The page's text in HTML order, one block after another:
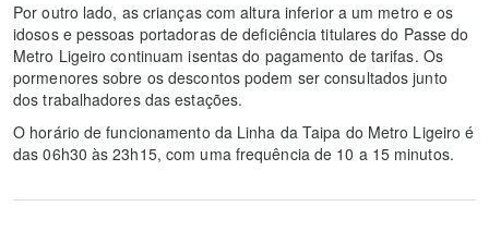
Por outro lado, as crianças com altura inferior a um metro e os
idosos e pessoas portadoras de deficiência titulares do Passe do
Metro Ligeiro continuam isentas do pagamento de tarifas. Os
pormenores sobre os descontos podem ser consultados junto
dos trabalhadores das estações.
O horário de funcionamento da Linha da Taipa do Metro Ligeiro é
das 06h30 às 23h15, com uma frequência de 10 a 15 minutos.